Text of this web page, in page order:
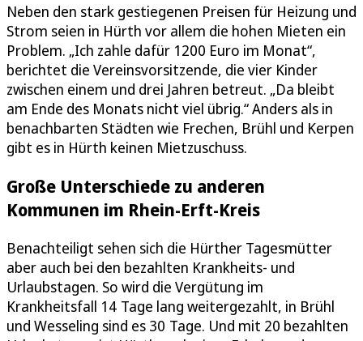
Neben den stark gestiegenen Preisen für Heizung und
Strom seien in Hürth vor allem die hohen Mieten ein
Problem. „Ich zahle dafür 1200 Euro im Monat“,
berichtet die Vereinsvorsitzende, die vier Kinder
zwischen einem und drei Jahren betreut. „Da bleibt
am Ende des Monats nicht viel übrig.“ Anders als in
benachbarten Städten wie Frechen, Brühl und Kerpen
gibt es in Hürth keinen Mietzuschuss.
Große Unterschiede zu anderen
Kommunen im Rhein-Erft-Kreis
Benachteiligt sehen sich die Hürther Tagesmütter
aber auch bei den bezahlten Krankheits- und
Urlaubstagen. So wird die Vergütung im
Krankheitsfall 14 Tage lang weitergezahlt, in Brühl
und Wesseling sind es 30 Tage. Und mit 20 bezahlten